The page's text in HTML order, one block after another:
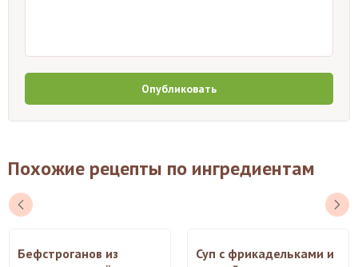
Опубликовать
Похожие рецепты по ингредиентам
Бефстроганов из
Суп с фрикадельками и